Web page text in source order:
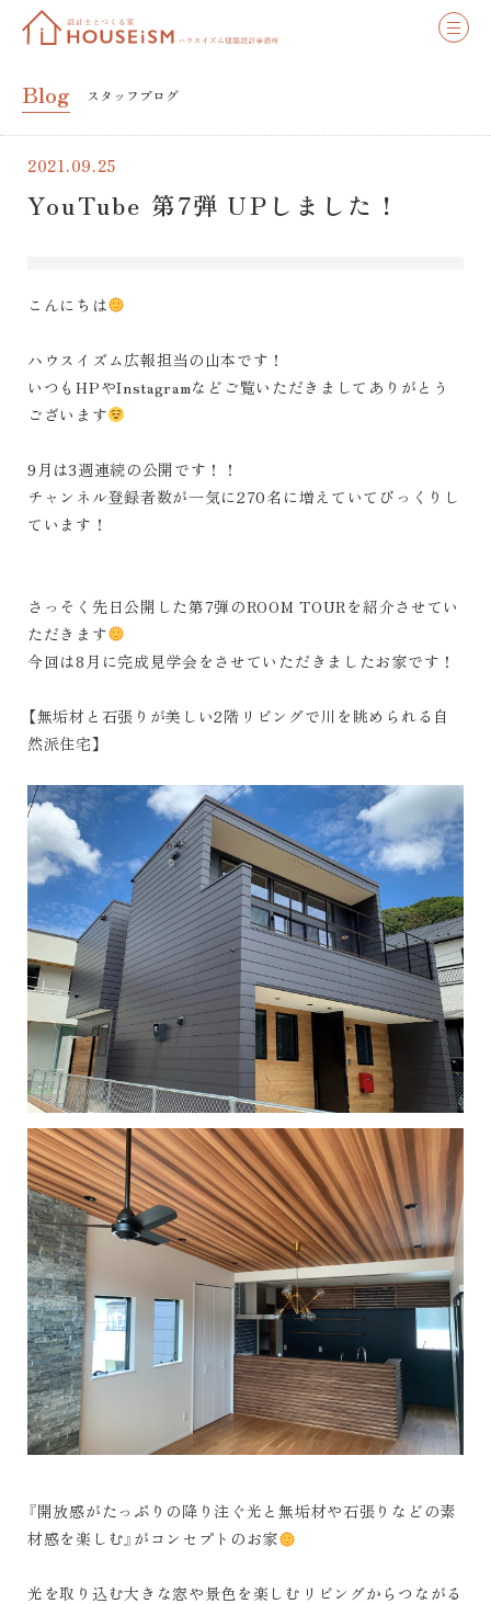
Blog スタッフブログ
2021.09.25
YouTube 第7弾 UPしました！
こんにちは
ハウスイズム広報担当の山本です！
いつもHPやInstagramなどご覧いただきましてありがとう
ございます
9月は3週連続の公開です！！
チャンネル登録者数が一気に270名に増えていてびっくりし
ています！
さっそく先日公開した第7弾のROOM TOURを紹介させてい
ただきます
今回は8月に完成見学会をさせていただきましたお家です！
【無垢材と石張りが美しい2階リビングで川を眺められる自
然派住宅】
『開放感がたっぷりの降り注ぐ光と無垢材や石張りなどの素
材感を楽しむ』がコンセプトのお家
光を取り込む大きな窓や景色を楽しむリビングからつながる